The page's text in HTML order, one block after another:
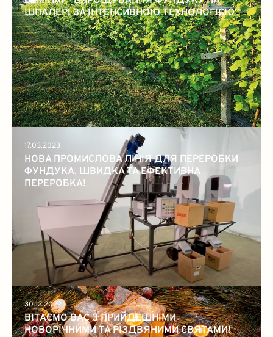
ШПАЛЕРІ ЗА ІНТЕНСИВНОЮ ТЕХНОЛОГІЄЮ”
17.03.2023
НОВА ПРОМИСЛОВА ЛІНІЯ ДЛЯ ПЕРЕРОБКИ
ФУНДУКА. ШВИДКА ТА ЕФЕКТИВНА
ПЕРЕРОБКА!
30.12.2022
ВІТАЄМО ВАС З ПРИЙДЕШНІМИ
НОВОРІЧНИМИ ТА РІЗДВЯНИМИ СВЯТАМИ!